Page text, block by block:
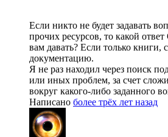
Если никто не будет задавать
прочих ресурсов, то какой
вам давать? Если только книги,
документацию.
Я не раз находил через поиск
или иных проблем, за счет
вокруг какого-либо заданного
Написано более трёх лет назад